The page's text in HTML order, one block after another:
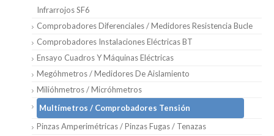
Infrarrojos SF6
Comprobadores Diferenciales / Medidores Resistencia Bucle
Comprobadores Instalaciones Eléctricas BT
Ensayo Cuadros Y Máquinas Eléctricas
Megóhmetros / Medidores De Aislamiento
Milióhmetros / Micróhmetros
Multímetros / Comprobadores Tensión
Pinzas Amperimétricas / Pinzas Fugas / Tenazas